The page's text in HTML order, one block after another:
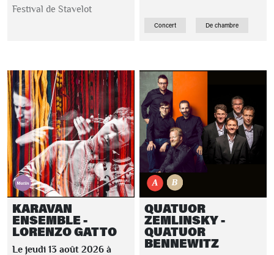
Festival de Stavelot
Concert De chambre
KARAVAN
ENSEMBLE -
LORENZO GATTO
Le jeudi 13 août 2026 à
QUATUOR
ZEMLINSKY -
QUATUOR
BENNEWITZ